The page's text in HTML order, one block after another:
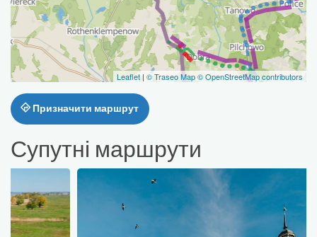
Leaflet| © Traseo Map© OpenStreetMap contributors
Призначити маршрут
Супутні маршрути